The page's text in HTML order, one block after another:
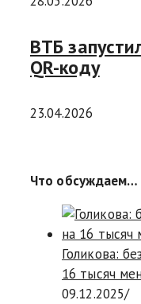
ВТБ
QR-коду
23.04.2026
Что обсуждаем…
Голикова:
16 тысяч
09.12.2025/